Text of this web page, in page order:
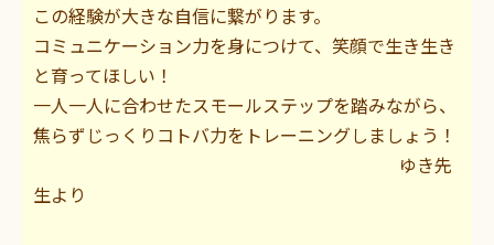
この経験が大きな自信に繋がります。
コミュニケーション力を身につけて、笑顔で生き生き
と育ってほしい！
一人一人に合わせたスモールステップを踏みながら、
焦らずじっくりコトバ力をトレーニングしましょう！
ゆき先
生より